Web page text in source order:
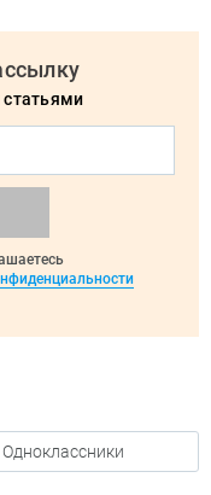
Одноклассники